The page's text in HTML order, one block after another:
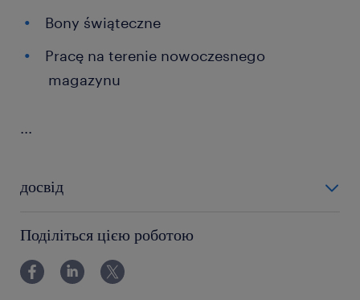
Bony świąteczne
Pracę na terenie nowoczesnego
magazynu
...
досвід
Поділіться цією роботою